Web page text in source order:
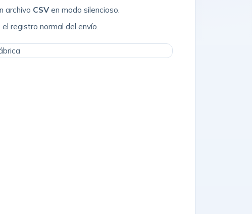
archivo CSVen modo silencioso.
registro normal del envío.